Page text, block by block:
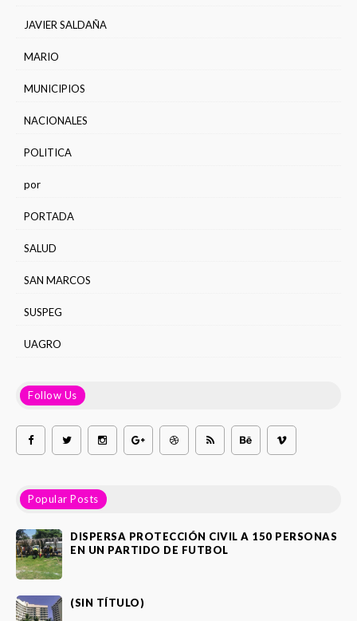
JAVIER SALDAÑA
MARIO
MUNICIPIOS
NACIONALES
POLITICA
por
PORTADA
SALUD
SAN MARCOS
SUSPEG
UAGRO
Follow Us
Popular Posts
DISPERSA PROTECCIÓN CIVIL A 150 PERSONAS
EN UN PARTIDO DE FUTBOL
(SIN TÍTULO)